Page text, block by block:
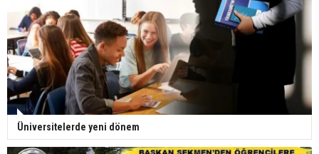
Üniversitelerde yeni dönem